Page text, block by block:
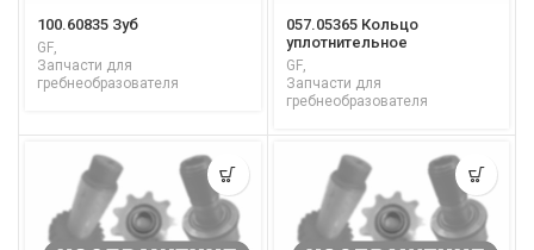
100.60835 Зуб
GF,
Запчасти для
гребнеобразователя
057.05365 Кольцо
уплотнительное
GF,
Запчасти для
гребнеобразователя